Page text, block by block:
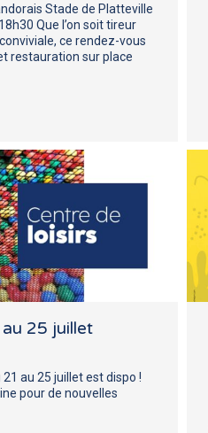
Stade de Platteville
Que l’on soit tireur
ce rendez-vous
restauration sur place
25 juillet
au 25 juillet est dispo !
pour de nouvelles